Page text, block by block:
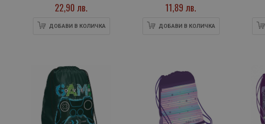
22,90 лв.
ДОБАВИ В КОЛИЧКА
11,89 лв.
ДОБАВИ В КОЛИЧКА